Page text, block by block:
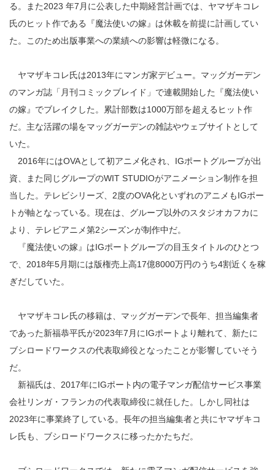
る。また2023 年7月に公表した中期経営計画では、ヤマザキコレ
氏のヒット作である『魔法使いの嫁』は休載を前提に計画してい
た。このため出版事業への業績への影響は軽微になる。
ヤマザキコレ氏は2013年にマンガ家デビュー。マッグガーデン
のマンガ誌「月刊コミックブレイド」で連載開始した『魔法使い
の嫁』でブレイクした。累計部数は1000万部を超えるヒット作
だ。主な活躍の場をマッグガーデンの雑誌やウェブサイトとして
いた。
2016年にはOVAとして初アニメ化され、IGポートグループが出
資、また同じグループのWIT STUDIOがアニメーション制作を担
当した。テレビシリーズ、2度のOVA化といずれのアニメもIGポー
トが軸となっている。現在は、グループ以外のスタジオカフカに
より、テレビアニメ第2シーズンが制作中だ。
『魔法使いの嫁』はIGポートグループの目玉タイトルのひとつ
で、2018年5月期には版権売上高17億8000万円のうち4割近くを稼
ぎだしていた。
ヤマザキコレ氏の移籍は、マッグガーデンで長年、担当編集者
であった新福恭平氏が2023年7月にIGポートより離れて、新たに
ブシロードワークスの代表取締役となったことが影響していそう
だ。
新福氏は、2017年にIGポート内の電子マンガ配信サービス事業
会社リンガ・フランカの代表取締役に就任した。しかし同社は
2023年に事業終了している。長年の担当編集者と共にヤマザキコ
レ氏も、ブシロードワークスに移ったかたちだ。